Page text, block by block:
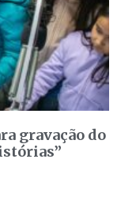
gravação do